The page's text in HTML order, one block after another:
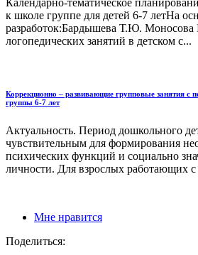
Календарно-тематическое
к школе группе для детей 6-7 летНа
разработок:Бардышева Т.Ю.
логопедических занятий в детском с...
Коррекционно – развивающие групповые занятия с
группы 6-7 лет
Актуальность. Период дошкольного
чувствительным для формирования
психических функций и социально
личности. Для взрослых работающих с
Мне нравится
Поделиться: